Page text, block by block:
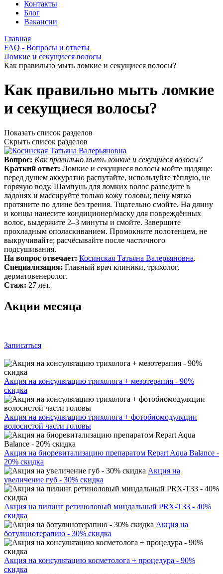
Контакты
Блог
Вакансии
Главная
FAQ - Вопросы и ответы
Ломкие и секущиеся волосы
Как правильно мыть ломкие и секущиеся волосы?
Как правильно мыть ломкие
и секущиеся волосы?
Показать список разделов
Скрыть список разделов
Вопрос: Как правильно мыть ломкие и секущиеся волосы?
Краткий ответ: Ломкие и секущиеся волосы мойте щадяще:
перед душем аккуратно распутайте, используйте тёплую, не
горячую воду. Шампунь для ломких волос разведите в
ладонях и массируйте только кожу головы; пену мягко
протяните по длине без трения. Тщательно смойте. На длину
и концы нанесите кондиционер/маску для повреждённых
волос, выдержите 2–3 минуты и смойте. Завершите
прохладным ополаскиванием. Промокните полотенцем, не
выкручивайте; расчёсывайте после частичного
подсушивания.
На вопрос отвечает: Косинская Татьяна Валерьяновна.
Специализация: Главный врач клиники, трихолог,
дерматовенеролог.
Стаж: 27 лет.
Акции месяца
Записаться
Акция на консультацию трихолога + мезотерапия - 90%
скидка
Акция на консультацию трихолога + фотобиомодуляции
волосистой части головы
Акция на биоревитализацию препаратом Repart Aqua Balance -
20% скидка
Акция на
увеличение губ - 30% скидка
Акция на пилинг ретиноловый миндальный PRX-T33 - 40%
скидка
Акция на
ботулинотерапию - 30% скидка
Акция на консультацию косметолога + процедура - 90%
скидка